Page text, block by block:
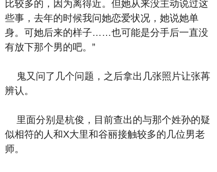
比较多的，因为离得近。但她从来没主动说过这
些事，去年的时候我问她恋爱状况，她说她单
身。可她后来的样子……也可能是分手后一直没
有放下那个男的吧。”
鬼又问了几个问题，之后拿出几张照片让张苒
辨认。
里面分别是杭俊，目前查出的与那个姓孙的疑
似相符的人和X大里和谷丽接触较多的几位男老
师。